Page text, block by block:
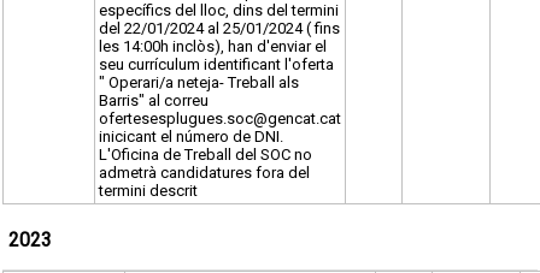
específics del lloc, dins del termini
del 22/01/2024 al 25/01/2024 ( fins
les 14:00h inclòs), han d'enviar el
seu currículum identificant l'oferta
" Operari/a neteja- Treball als
Barris" al correu
ofertesesplugues.soc@gencat.cat
inicicant el número de DNI.
L'Oficina de Treball del SOC no
admetrà candidatures fora del
termini descrit
2023